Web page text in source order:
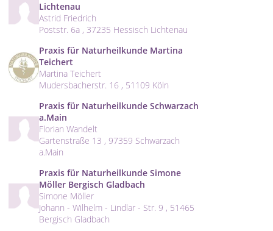
Lichtenau
Astrid Friedrich
Poststr. 6a , 37235 Hessisch Lichtenau
Praxis für Naturheilkunde Martina
Teichert
Martina Teichert
Mudersbacherstr. 16 , 51109 Köln
Praxis für Naturheilkunde Schwarzach
a.Main
Florian Wandelt
Gartenstraße 13 , 97359 Schwarzach
a.Main
Praxis für Naturheilkunde Simone
Möller Bergisch Gladbach
Simone Möller
Johann - Wilhelm - Lindlar - Str. 9 , 51465
Bergisch Gladbach